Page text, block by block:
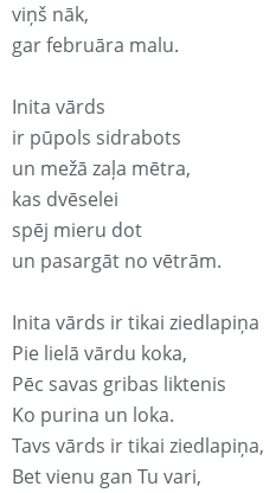
viņš nāk,
gar februāra malu.
Inita vārds
ir pūpols sidrabots
un mežā zaļa mētra,
kas dvēselei
spēj mieru dot
un pasargāt no vētrām.
Inita vārds ir tikai ziedlapiņa
Pie lielā vārdu koka,
Pēc savas gribas liktenis
Ko purina un loka.
Tavs vārds ir tikai ziedlapiņa,
Bet vienu gan Tu vari,